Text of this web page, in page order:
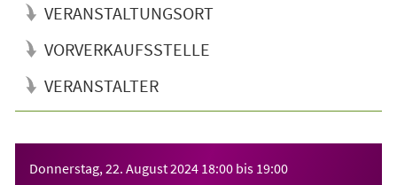
VERANSTALTUNGSORT
VORVERKAUFSSTELLE
VERANSTALTER
Donnerstag, 22. August 2024 18:00 bis 19:00